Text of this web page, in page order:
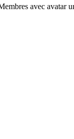
avec avatar